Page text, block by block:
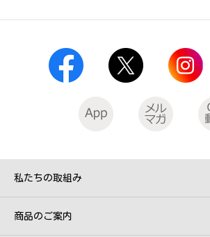
私たちの取組み
商品のご案内